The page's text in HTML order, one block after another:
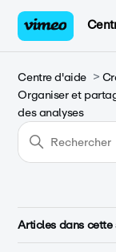
Centre d'aide
Organiser et
des analyses
Articles dans